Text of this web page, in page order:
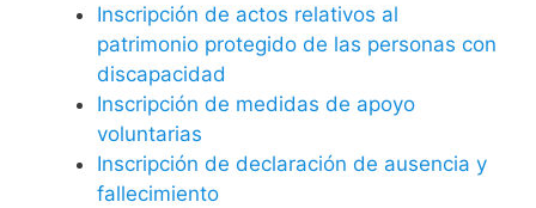
Inscripción de actos relativos al
patrimonio protegido de las personas con
discapacidad
Inscripción de medidas de apoyo
voluntarias
Inscripción de declaración de ausencia y
fallecimiento